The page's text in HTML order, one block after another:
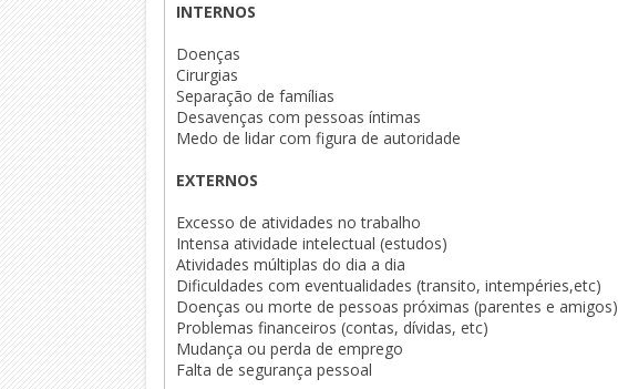
INTERNOS
Doenças
Cirurgias
Separação de famílias
Desavenças com pessoas íntimas
Medo de lidar com figura de autoridade
EXTERNOS
Excesso de atividades no trabalho
Intensa atividade intelectual (estudos)
Atividades múltiplas do dia a dia
Dificuldades com eventualidades (transito, intempéries,etc)
Doenças ou morte de pessoas próximas (parentes e amigos)
Problemas financeiros (contas, dívidas, etc)
Mudança ou perda de emprego
Falta de segurança pessoal